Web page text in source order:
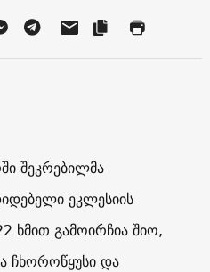
შეკრებილმა
ეკლესიის
ხმით გამოირჩია შიო,
ჩხოროწყუსი და